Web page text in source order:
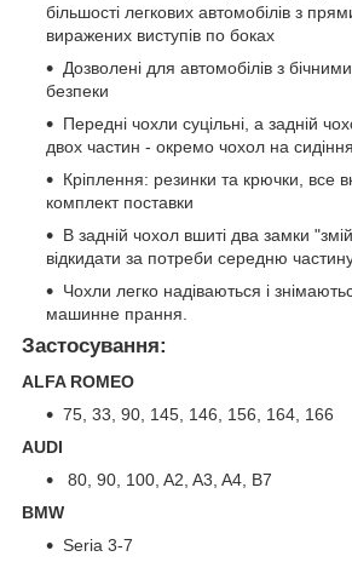
більшості легкових автомобілів з
виражених виступів по боках
Дозволені для автомобілів з
безпеки
Передні чохли суцільні, а задній
двох частин - окремо чохол на
Кріплення: резинки та крючки, все
комплект поставки
В задній чохол вшиті два замки
відкидати за потреби середню
Чохли легко надіваються і
машинне прання.
Застосування:
ALFA ROMEO
75, 33, 90, 145, 146, 156, 164, 166
AUDI
80, 90, 100, A2, A3, A4, B7
BMW
Seria 3-7